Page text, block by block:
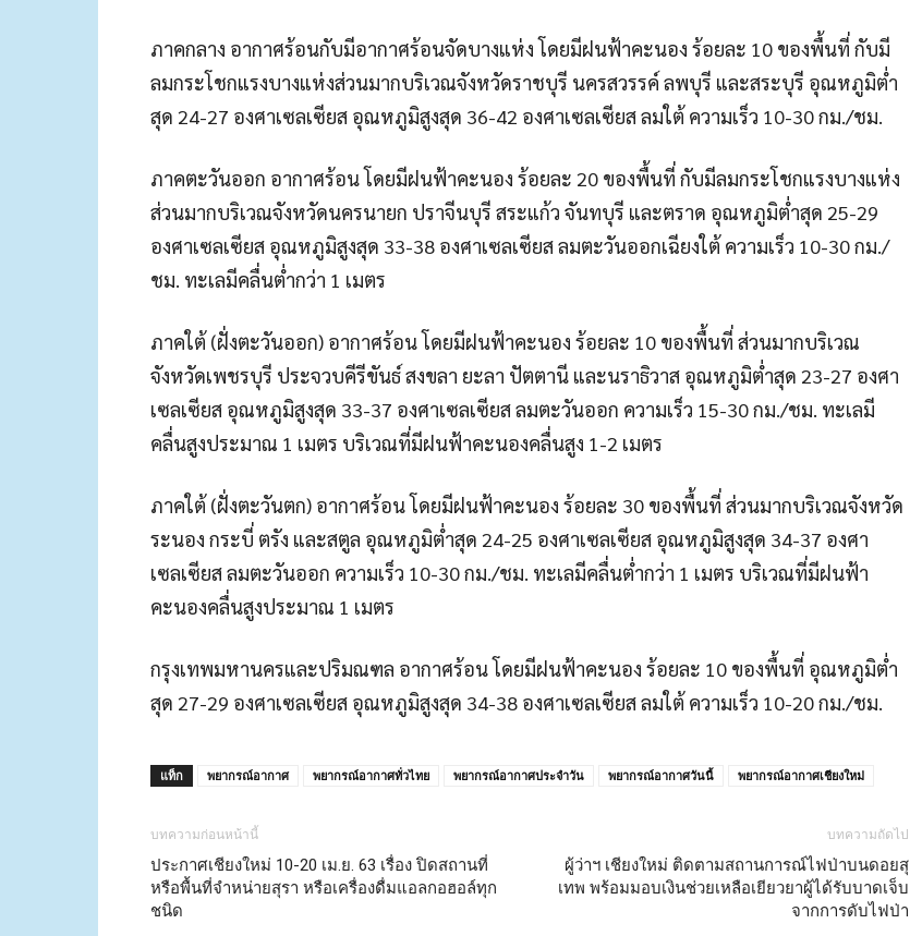
ภาคกลาง อากาศร้อนกับมีอากาศร้อนจัดบางแห่ง โดยมีฝนฟ้าคะนอง ร้อยละ 10 ของพื้นที่ กับมี
ลมกระโชกแรงบางแห่งส่วนมากบริเวณจังหวัดราชบุรี นครสวรรค์ ลพบุรี และสระบุรี อุณหภูมิต่ำ
สุด 24-27 องศาเซลเซียส อุณหภูมิสูงสุด 36-42 องศาเซลเซียส ลมใต้ ความเร็ว 10-30 กม./ชม.
ภาคตะวันออก อากาศร้อน โดยมีฝนฟ้าคะนอง ร้อยละ 20 ของพื้นที่ กับมีลมกระโชกแรงบางแห่ง
ส่วนมากบริเวณจังหวัดนครนายก ปราจีนบุรี สระแก้ว จันทบุรี และตราด อุณหภูมิต่ำสุด 25-29
องศาเซลเซียส อุณหภูมิสูงสุด 33-38 องศาเซลเซียส ลมตะวันออกเฉียงใต้ ความเร็ว 10-30 กม./
ชม. ทะเลมีคลื่นต่ำกว่า 1 เมตร
ภาคใต้ (ฝั่งตะวันออก) อากาศร้อน โดยมีฝนฟ้าคะนอง ร้อยละ 10 ของพื้นที่ ส่วนมากบริเวณ
จังหวัดเพชรบุรี ประจวบคีรีขันธ์ สงขลา ยะลา ปัตตานี และนราธิวาส อุณหภูมิต่ำสุด 23-27 องศา
เซลเซียส อุณหภูมิสูงสุด 33-37 องศาเซลเซียส ลมตะวันออก ความเร็ว 15-30 กม./ชม. ทะเลมี
คลื่นสูงประมาณ 1 เมตร บริเวณที่มีฝนฟ้าคะนองคลื่นสูง 1-2 เมตร
ภาคใต้ (ฝั่งตะวันตก) อากาศร้อน โดยมีฝนฟ้าคะนอง ร้อยละ 30 ของพื้นที่ ส่วนมากบริเวณจังหวัด
ระนอง กระบี่ ตรัง และสตูล อุณหภูมิต่ำสุด 24-25 องศาเซลเซียส อุณหภูมิสูงสุด 34-37 องศา
เซลเซียส ลมตะวันออก ความเร็ว 10-30 กม./ชม. ทะเลมีคลื่นต่ำกว่า 1 เมตร บริเวณที่มีฝนฟ้า
คะนองคลื่นสูงประมาณ 1 เมตร
กรุงเทพมหานครและปริมณฑล อากาศร้อน โดยมีฝนฟ้าคะนอง ร้อยละ 10 ของพื้นที่ อุณหภูมิต่ำ
สุด 27-29 องศาเซลเซียส อุณหภูมิสูงสุด 34-38 องศาเซลเซียส ลมใต้ ความเร็ว 10-20 กม./ชม.
แท็ก พยากรณ์อากาศ พยากรณ์อากาศทั่วไทย พยากรณ์อากาศประจำวัน พยากรณ์อากาศวันนี้ พยากรณ์อากาศเชียงใหม่
บทความก่อนหน้านี้
ประกาศเชียงใหม่ 10-20 เม.ย. 63 เรื่อง ปิดสถานที่
หรือพื้นที่จําหน่ายสุรา หรือเครื่องดื่มแอลกอฮอล์ทุก
ชนิด
บทความถัดไป
ผู้ว่าฯ เชียงใหม่ ติดตามสถานการณ์ไฟป่าบนดอยสุ
เทพ พร้อมมอบเงินช่วยเหลือเยียวยาผู้ได้รับบาดเจ็บ
จากการดับไฟป่า